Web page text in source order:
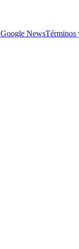
Google NewsTérminos